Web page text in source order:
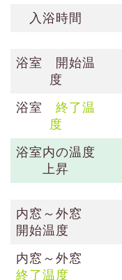
入浴時間
浴室 開始温
度
浴室 終了温
度
浴室内の温度
上昇
内窓～外窓
開始温度
内窓～外窓
終了温度